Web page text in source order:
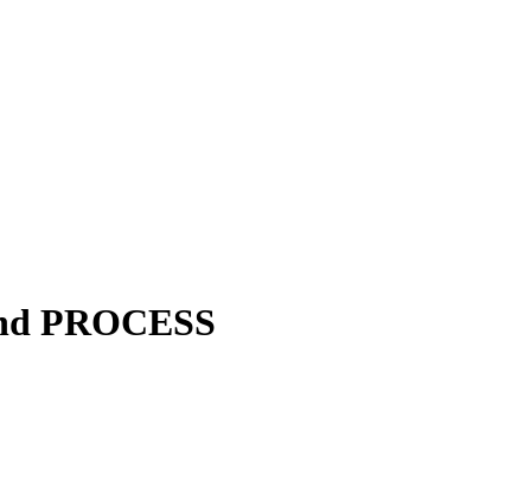
PROCESS